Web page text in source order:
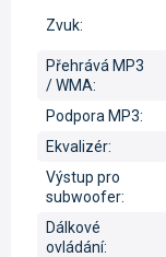
Zvuk:
Přehrává MP3
/ WMA:
Podpora MP3:
Ekvalizér:
Výstup pro
subwoofer:
Dálkové
ovládání: